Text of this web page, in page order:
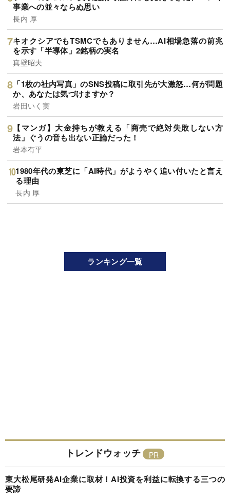
事業への並々ならぬ思い
長内 厚
キオクシアでもTSMCでもありません…AI相場急落の前兆
を示す「半導体」2銘柄の実名
真壁昭夫
「1枚の社内写真」のSNS投稿に取引先が大激怒…何が問題
か、あなたは気づけますか？
岩田いく実
【マンガ】大金持ちが教える「商売で絶対失敗しない方
法」ぐうの音も出ない正論だった！
岩本有平
1980年代の東芝に「AI時代」がようやく追い付いたと言え
る理由
長内 厚
ランキング一覧
トレンドウォッチ
東大松尾研発AI企業に取材！AI投資を利益に転換する三つの
要諦